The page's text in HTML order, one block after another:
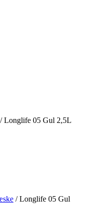
/ Longlife 05 Gul 2,5L
/Longlife 05 Gul